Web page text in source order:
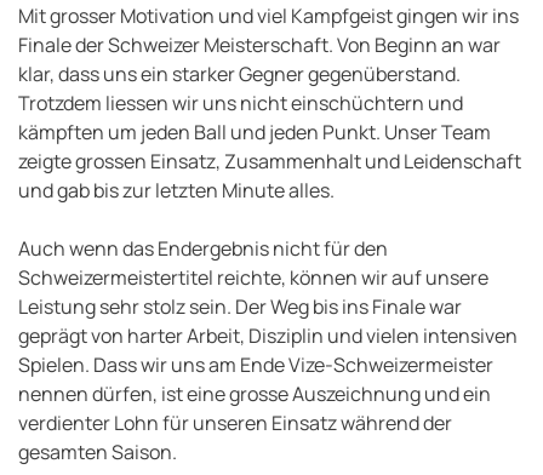
Mit grosser Motivation und viel Kampfgeist gingen wir ins
Finale der Schweizer Meisterschaft. Von Beginn an war
klar, dass uns ein starker Gegner gegenüberstand.
Trotzdem liessen wir uns nicht einschüchtern und
kämpften um jeden Ball und jeden Punkt. Unser Team
zeigte grossen Einsatz, Zusammenhalt und Leidenschaft
und gab bis zur letzten Minute alles.
Auch wenn das Endergebnis nicht für den
Schweizermeistertitel reichte, können wir auf unsere
Leistung sehr stolz sein. Der Weg bis ins Finale war
geprägt von harter Arbeit, Disziplin und vielen intensiven
Spielen. Dass wir uns am Ende Vize-Schweizermeister
nennen dürfen, ist eine grosse Auszeichnung und ein
verdienter Lohn für unseren Einsatz während der
gesamten Saison.